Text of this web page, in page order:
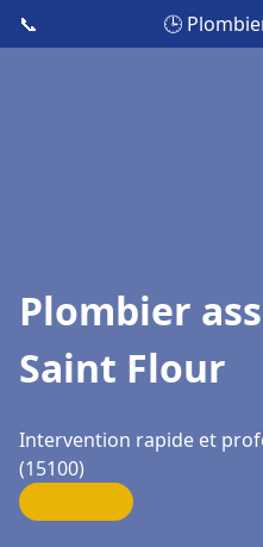
📞 🕒
Plombier
Saint Flour
Intervention rapide et
(15100)